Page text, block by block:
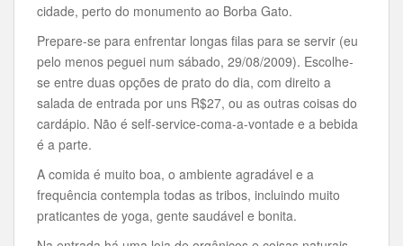
cidade, perto do monumento ao Borba Gato.
Prepare-se para enfrentar longas filas para se servir (eu
pelo menos peguei num sábado, 29/08/2009). Escolhe-
se entre duas opções de prato do dia, com direito a
salada de entrada por uns R$27, ou as outras coisas do
cardápio. Não é self-service-coma-a-vontade e a bebida
é a parte.
A comida é muito boa, o ambiente agradável e a
frequência contempla todas as tribos, incluindo muito
praticantes de yoga, gente saudável e bonita.